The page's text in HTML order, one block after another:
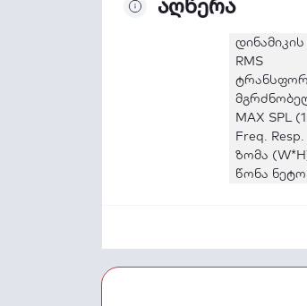
აღწერა
RMS
MAX SPL
Freq. Resp.
ზომა
წონა ნეტო